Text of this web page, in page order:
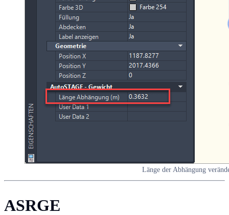
Länge der Abhängung
ASRGE